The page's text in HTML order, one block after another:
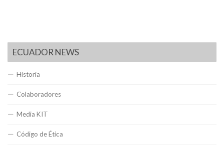
ECUADOR NEWS
Historia
Colaboradores
Media KIT
Código de Ética